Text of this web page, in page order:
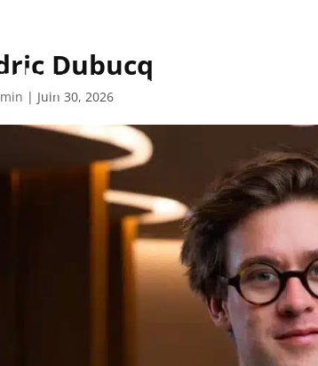
Comment ça marche ?
Dubucq
| Juin 30, 2026